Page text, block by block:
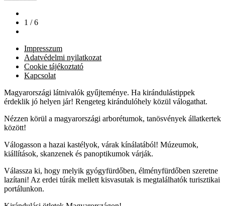
1 / 6
Impresszum
Adatvédelmi nyilatkozat
Cookie tájékoztató
Kapcsolat
Magyarországi látnivalók gyűjteménye. Ha kirándulástippek
érdeklik jó helyen jár! Rengeteg kirándulóhely közül válogathat.
Nézzen körül a magyarországi arborétumok, tanösvények állatkertek
között!
Válogasson a hazai kastélyok, várak kínálatából! Múzeumok,
kiállítások, skanzenek és panoptikumok várják.
Válassza ki, hogy melyik gyógyfürdőben, élményfürdőben szeretne
lazítani! Az erdei túrák mellett kisvasutak is megtalálhatók turisztikai
portálunkon.